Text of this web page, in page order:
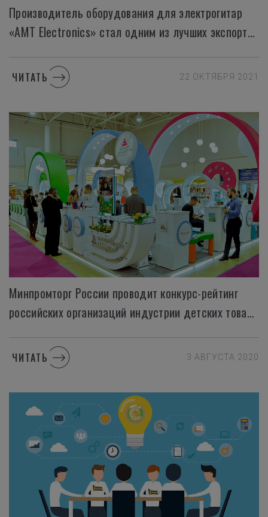
Производитель оборудования для электрогитар
«AMT Electronics» стал одним из лучших экспортеров 2021 года
ЧИТАТЬ 22 ОКТЯБРЯ 2021
Минпромторг России проводит конкурс-рейтинг
российских организаций индустрии детских товаров «Сделано для детства»
ЧИТАТЬ 3 АВГУСТА 2020